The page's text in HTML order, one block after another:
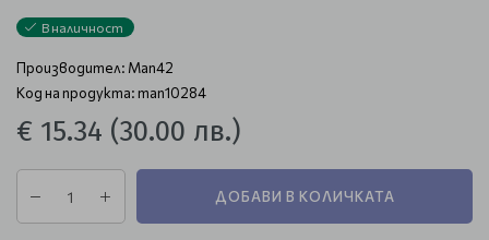
В наличност
Производител: Man42
Код на продукта: man10284
€ 15.34 (30.00 лв.)
ДОБАВИ В КОЛИЧКАТА